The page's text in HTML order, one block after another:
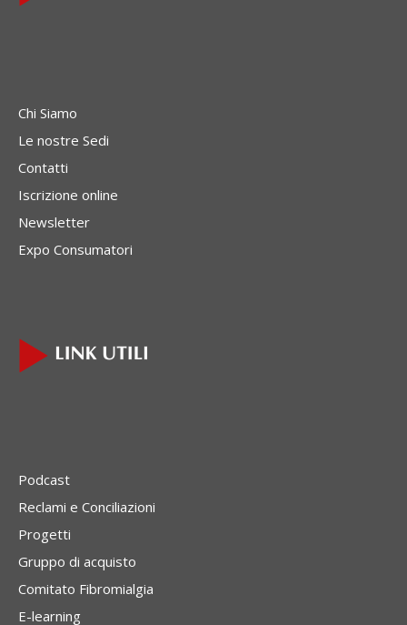
Chi Siamo
Le nostre Sedi
Contatti
Iscrizione online
Newsletter
Expo Consumatori
Podcast
Reclami e Conciliazioni
Progetti
Gruppo di acquisto
Comitato Fibromialgia
E-learning